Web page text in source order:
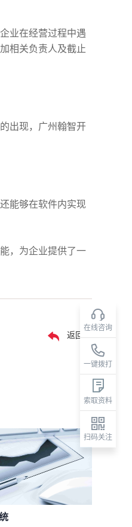
业在经营过程中遇
相关负责人及截止
出现，广州翰智开
能够在软件内实现
，为企业提供了一
返回
在线咨询
一键拨打
索取资料
扫码关注